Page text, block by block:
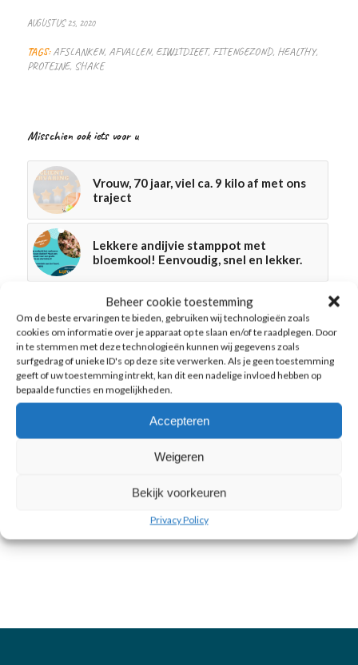
Beheer cookie toestemming
Om de beste ervaringen te bieden, gebruiken wij technologieën zoals
cookies om informatie over je apparaat op te slaan en/of te raadplegen. Door
in te stemmen met deze technologieën kunnen wij gegevens zoals
surfgedrag of unieke ID's op deze site verwerken. Als je geen toestemming
geeft of uw toestemming intrekt, kan dit een nadelige invloed hebben op
bepaalde functies en mogelijkheden.
Accepteren
Weigeren
Bekijk voorkeuren
Privacy Policy
AUGUSTUS 25, 2020
TAGS: AFSLANKEN, AFVALLEN, EIWITDIEET, FITENGEZOND, HEALTHY,
PROTEINE, SHAKE
Misschien ook iets voor u
Vrouw, 70 jaar, viel ca. 9 kilo af met ons
traject
Lekkere andijvie stamppot met
bloemkool! Eenvoudig, snel en lekker.
Ik voel me op mijn gemak
Vrouw, 50 jaar, Traject Fit en
aantrekkelijk
Vrouw, 60 jaar, een paar kilootjes
Vrouw, 68 jaar, viel 7 kilo af met ons